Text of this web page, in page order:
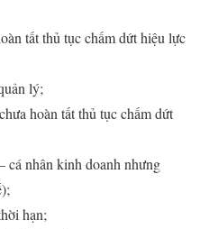
tất thủ tục chấm dứt hiệu lực
lý;
hoàn tất thủ tục chấm dứt
cá nhân kinh doanh nhưng
hạn;